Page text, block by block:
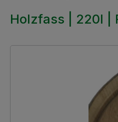
Holzfass | 220l |